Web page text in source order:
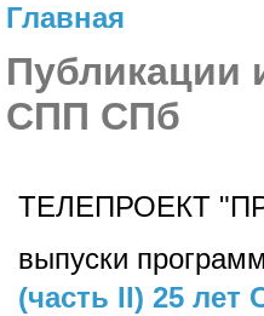
Главная
Публикации
СПП СПб
ТЕЛЕПРОЕКТ
выпуски
(часть II) 25 лет